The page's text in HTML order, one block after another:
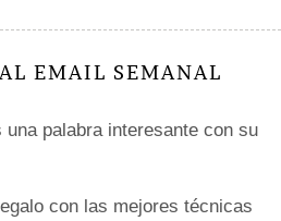
EMAIL SEMANAL
una palabra interesante con su
con las mejores técnicas